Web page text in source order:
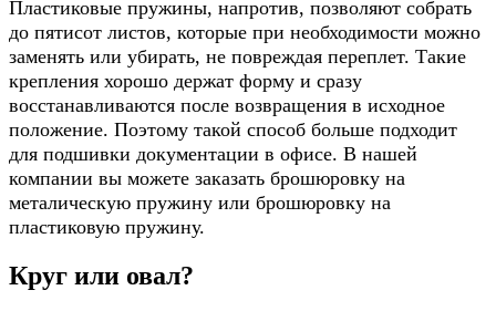
Пластиковые пружины, напротив, позволяют собрать
до пятисот листов, которые при необходимости можно
заменять или убирать, не повреждая переплет. Такие
крепления хорошо держат форму и сразу
восстанавливаются после возвращения в исходное
положение. Поэтому такой способ больше подходит
для подшивки документации в офисе. В нашей
компании вы можете заказать брошюровку на
металическую пружину или брошюровку на
пластиковую пружину.
Круг или овал?